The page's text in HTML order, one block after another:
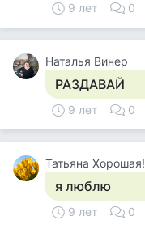
9 лет 0
Наталья Винер
РАЗДАВАЙ
9 лет 0
Татьяна Хорошая!
я люблю
9 лет 0